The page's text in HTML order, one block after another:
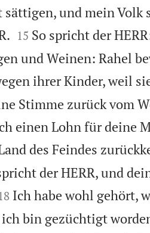
und mein Volk

15 So spricht der
und Weinen: Rahel
ihrer Kinder, weil
Stimme zurück vom
einen Lohn für deine
des Feindes
der HERR, und
Ich habe wohl gehört,
bin gezüchtigt